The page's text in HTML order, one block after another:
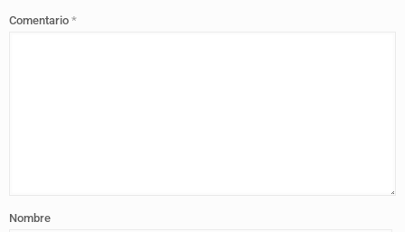
Comentario *
Nombre